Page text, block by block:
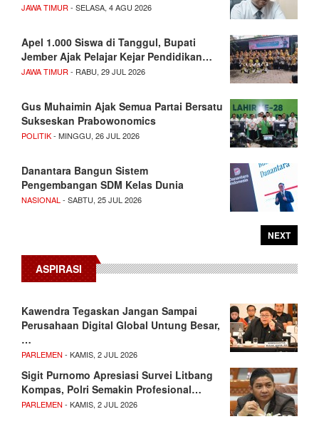
JAWA TIMUR - SELASA, 4 AGU 2026
Apel 1.000 Siswa di Tanggul, Bupati
Jember Ajak Pelajar Kejar Pendidikan…
JAWA TIMUR - RABU, 29 JUL 2026
Gus Muhaimin Ajak Semua Partai Bersatu
Sukseskan Prabowonomics
POLITIK- MINGGU, 26 JUL 2026
Danantara Bangun Sistem
Pengembangan SDM Kelas Dunia
NASIONAL - SABTU, 25 JUL 2026
NEXT
ASPIRASI
Kawendra Tegaskan Jangan Sampai
Perusahaan Digital Global Untung Besar,
…
PARLEMEN - KAMIS, 2 JUL 2026
Sigit Purnomo Apresiasi Survei Litbang
Kompas, Polri Semakin Profesional…
PARLEMEN - KAMIS, 2 JUL 2026